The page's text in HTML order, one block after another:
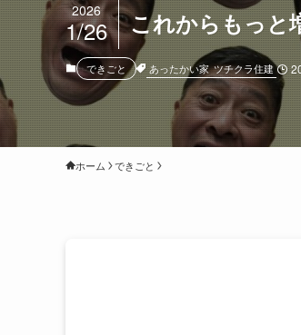
これからもっと
2026
1/26
できごと あったかい家 ツチクラ住建
ホーム できごと